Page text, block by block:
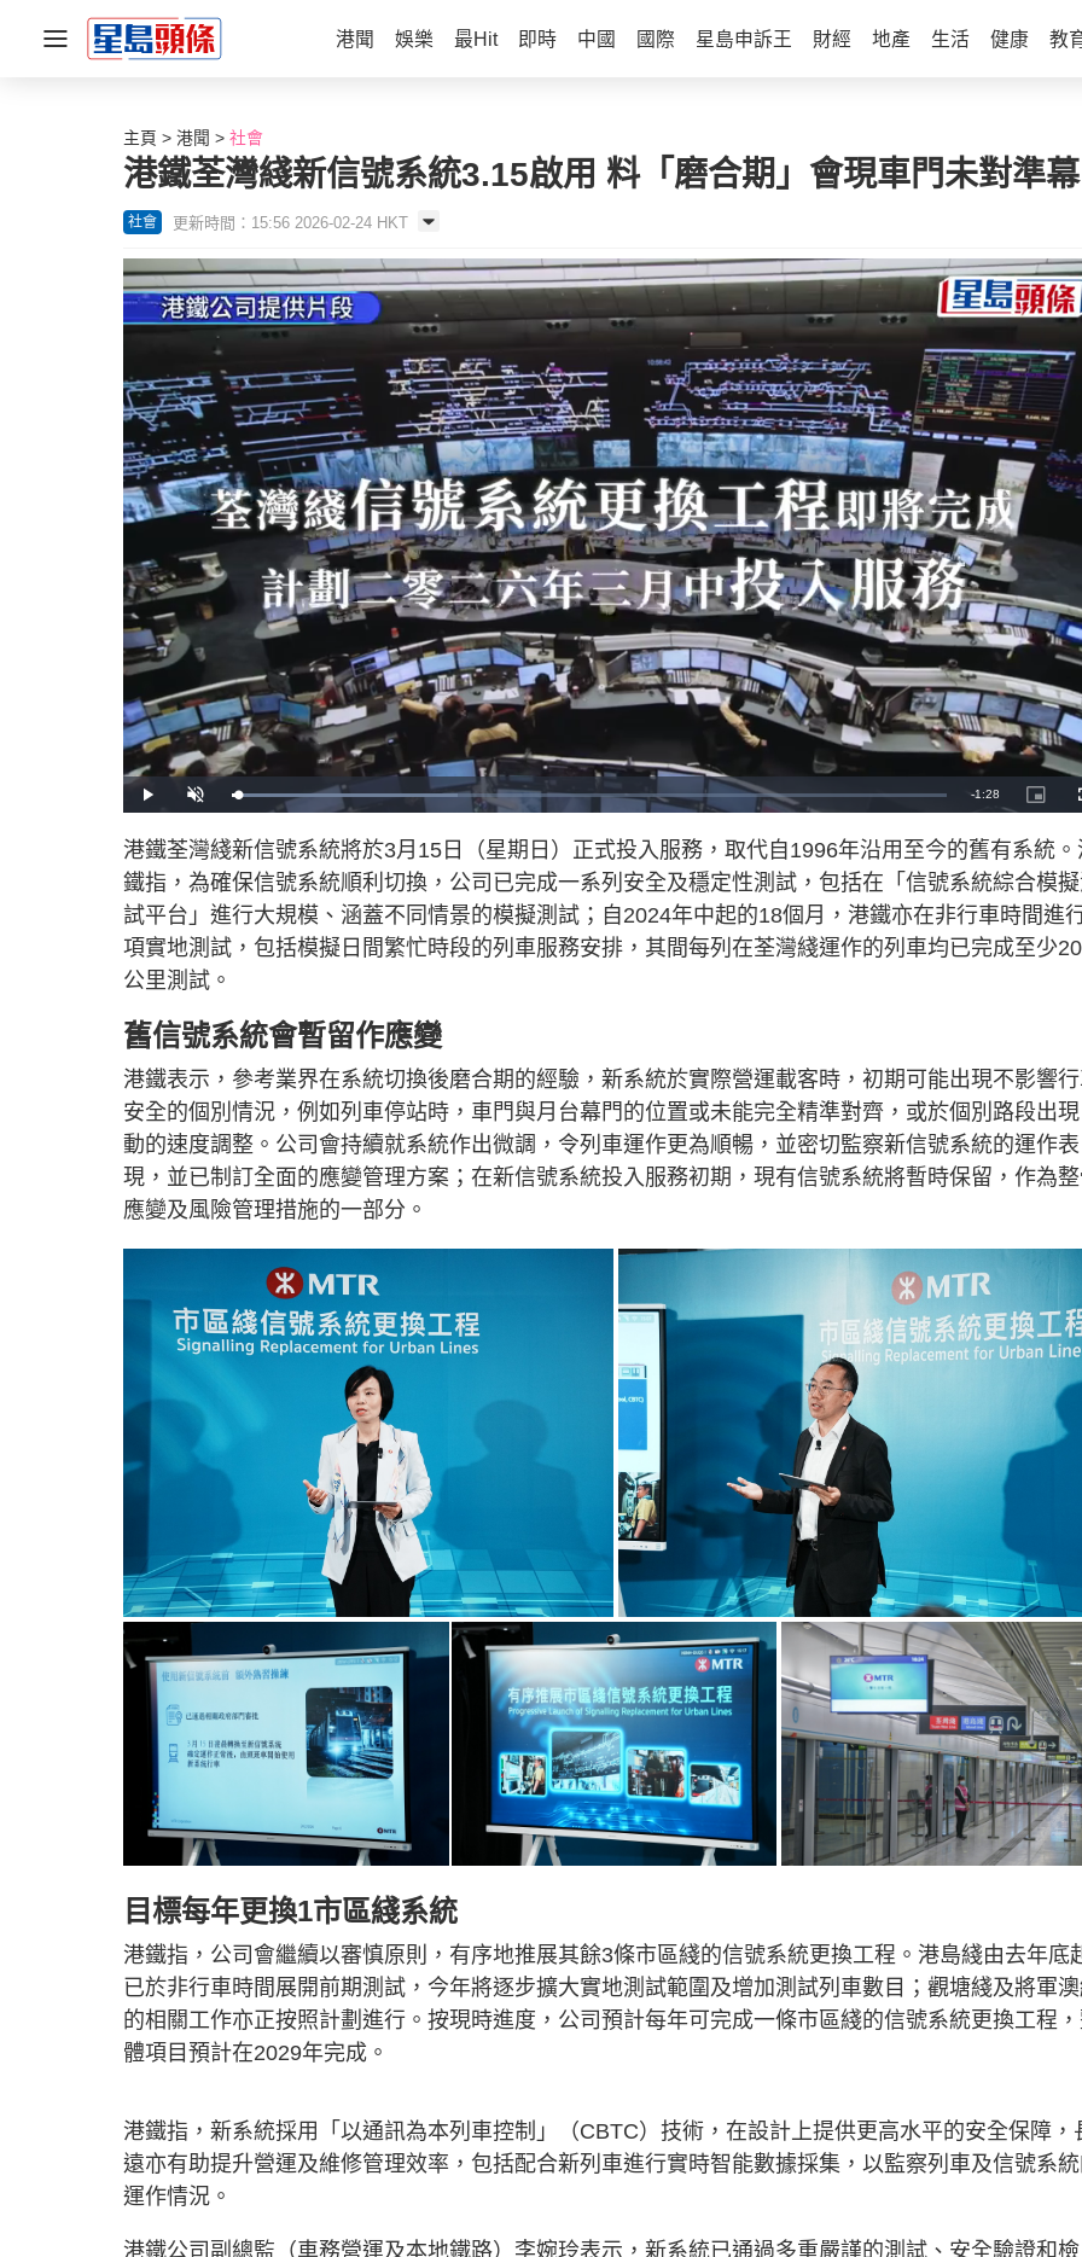
港聞 娛樂 最Hit 即時 中國 國際 星島申訴王 財經 地產 生活 健康 教
主頁 港聞 社會
港鐵荃灣綫新信號系統3.15啟用 料「磨合期」會現車門未對準
社會 更新時間：15:56 2026-02-24 HKT
P
l
y
U
n
u
t
e
L
o
e
d
:
1
.
6
%
R
a
i
g
T
i
-1:28
P
i
t
u
r
e
-
n
-
i
c
港鐵荃灣綫新信號系統將於3月15日（星期日）正式投入服務，取代自1996年沿用至今的舊有系統。
鐵指，為確保信號系統順利切換，公司已完成一系列安全及穩定性測試，包括在「信號系統綜合模
試平台」進行大規模、涵蓋不同情景的模擬測試；自2024年中起的18個月，港鐵亦在非行車時間進
項實地測試，包括模擬日間繁忙時段的列車服務安排，其間每列在荃灣綫運作的列車均已完成至少
公里測試。
舊信號系統會暫留作應變
港鐵表示，參考業界在系統切換後磨合期的經驗，新系統於實際營運載客時，初期可能出現不影響
安全的個別情況，例如列車停站時，車門與月台幕門的位置或未能完全精準對齊，或於個別路段出
動的速度調整。公司會持續就系統作出微調，令列車運作更為順暢，並密切監察新信號系統的運作表
現，並已制訂全面的應變管理方案；在新信號系統投入服務初期，現有信號系統將暫時保留，作為
應變及風險管理措施的一部分。
目標每年更換1市區綫系統
港鐵指，公司會繼續以審慎原則，有序地推展其餘3條市區綫的信號系統更換工程。港島綫由去年底
已於非行車時間展開前期測試，今年將逐步擴大實地測試範圍及增加測試列車數目；觀塘綫及將軍
的相關工作亦正按照計劃進行。按現時進度，公司預計每年可完成一條市區綫的信號系統更換工程
體項目預計在2029年完成。
港鐵指，新系統採用「以通訊為本列車控制」（CBTC）技術，在設計上提供更高水平的安全保障，
遠亦有助提升營運及維修管理效率，包括配合新列車進行實時智能數據採集，以監察列車及信號系
運作情況。
港鐵公司副總監（車務營運及本地鐵路）李婉玲表示，新系統已通過多重嚴謹的測試、安全驗證和檢